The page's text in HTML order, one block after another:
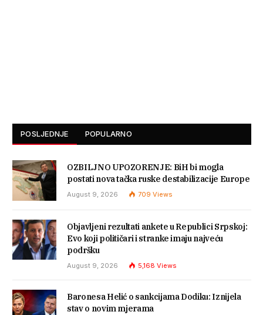
POSLJEDNJE POPULARNO
OZBILJNO UPOZORENJE: BiH bi mogla
postati nova tačka ruske destabilizacije Europe
August 9, 2026 709 Views
Objavljeni rezultati ankete u Republici Srpskoj:
Evo koji političari i stranke imaju najveću
podršku
August 9, 2026 5,168 Views
Baronesa Helić o sankcijama Dodiku: Iznijela
stav o novim mjerama